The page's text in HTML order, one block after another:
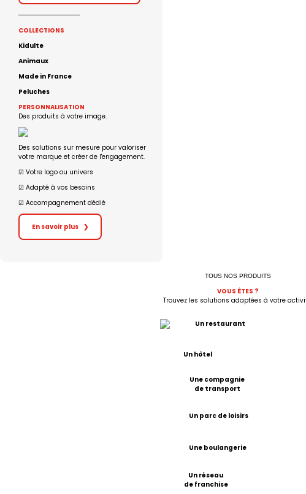
COLLECTIONS
Kidulte
Animaux
Made in France
Peluches
PERSONNALISATION
Des produits à votre image.
Des solutions sur mesure pour valoriser
votre marque et créer de l'engagement.
☑︎ Votre logo ou univers
☑︎ Adapté à vos besoins
☑︎ Accompagnement dédié
En savoir plus ❯
TOUS NOS PRODUITS
VOUS ÊTES ?
Trouvez les solutions adaptées à votre
Un restaurant
Un hôtel
Une compagnie
de transport
Un parc de loisirs
Une boulangerie
Un réseau
de franchise